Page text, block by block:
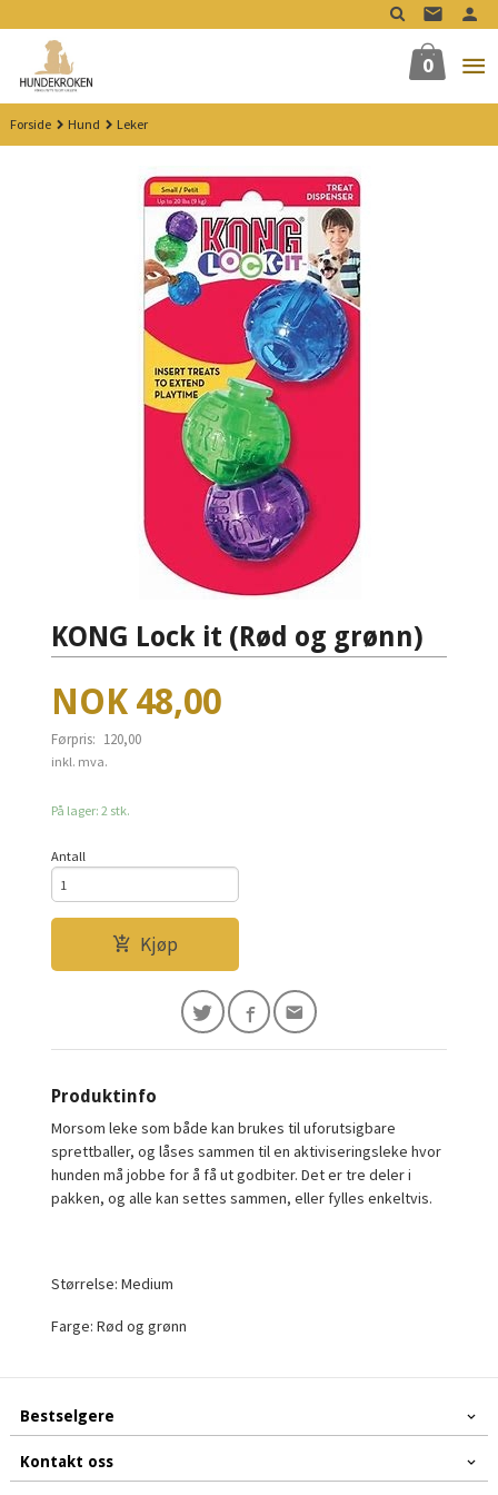
til
innholdet
0
Forside Hund Leker
KONG Lock it (Rød og grønn)
Tilbud
NOK 48,00
Førpris: 120,00
Rabatt
inkl. mva.
På lager: 2 stk.
Antall
Kjøp
Produktinfo
Morsom leke som både kan brukes til uforutsigbare
sprettballer, og låses sammen til en aktiviseringsleke hvor
hunden må jobbe for å få ut godbiter. Det er tre deler i
pakken, og alle kan settes sammen, eller fylles enkeltvis.
Størrelse: Medium
Farge: Rød og grønn
Bestselgere
Kontakt oss